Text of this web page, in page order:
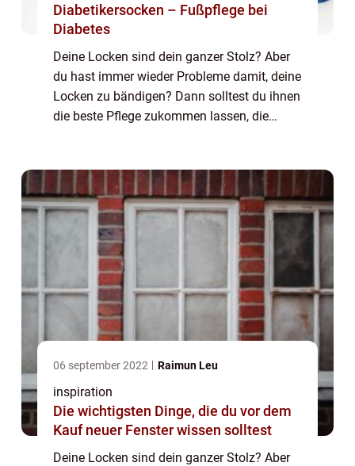
Diabetikersocken – Fußpflege bei
Diabetes
Deine Locken sind dein ganzer Stolz? Aber
du hast immer wieder Probleme damit, deine
Locken zu bändigen? Dann solltest du ihnen
die beste Pflege zukommen lassen, die
06 september 2022 Raimun Leu
inspiration
Die wichtigsten Dinge, die du vor dem
Kauf neuer Fenster wissen solltest
Deine Locken sind dein ganzer Stolz? Aber